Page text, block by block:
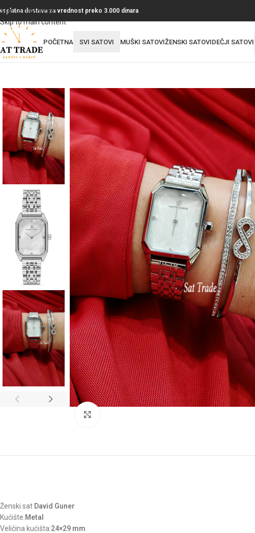
Skip to navigation
Skip to main content
dostava za vrednost preko 3.000 dinara
POČETNA SVI SATOVI MUŠKI SATOVIŽENSKI SATOVIDEČJI SATOVI
Ženski sat David Guner
Kućište:Metal
Veličina kućišta:24×29 mm